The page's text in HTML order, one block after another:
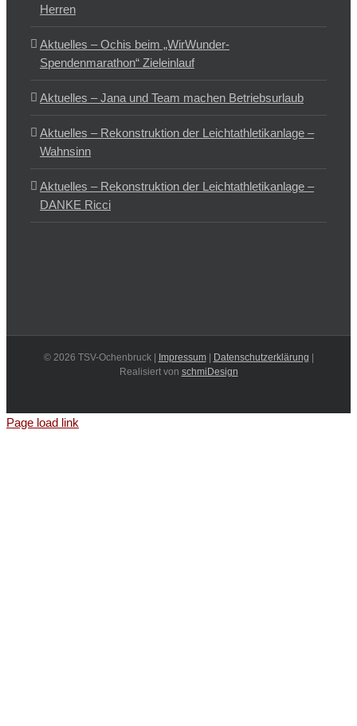
Herren
Aktuelles – Ochis beim „WirWunder-
Spendenmarathon“ Zieleinlauf
Aktuelles – Jana und Team machen Betriebsurlaub
Aktuelles – Rekonstruktion der Leichtathletikanlage –
Wahnsinn
Aktuelles – Rekonstruktion der Leichtathletikanlage –
DANKE Ricci
© 2026 TSV-Ochenbruck | Impressum| Datenschutzerklärung
Realisiert von schmiDesign
Page load link